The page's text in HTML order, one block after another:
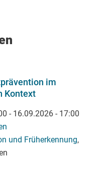
im
Kontext
- 16.09.2026 - 17:00
und Früherkennung,